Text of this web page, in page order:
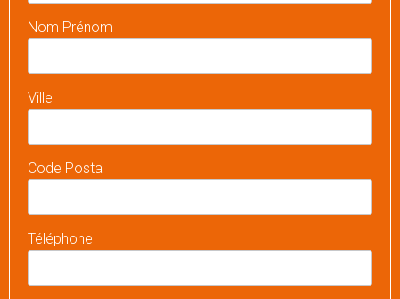
Nom Prénom
Ville
Code Postal
Téléphone